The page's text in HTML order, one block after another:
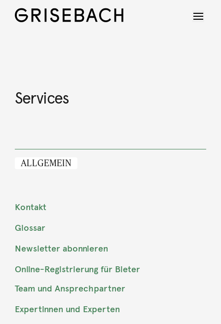
Services
ALLGEMEIN
Kontakt
Glossar
Newsletter abonnieren
Online-Registrierung für Bieter
Team und Ansprechpartner
Expertinnen und Experten